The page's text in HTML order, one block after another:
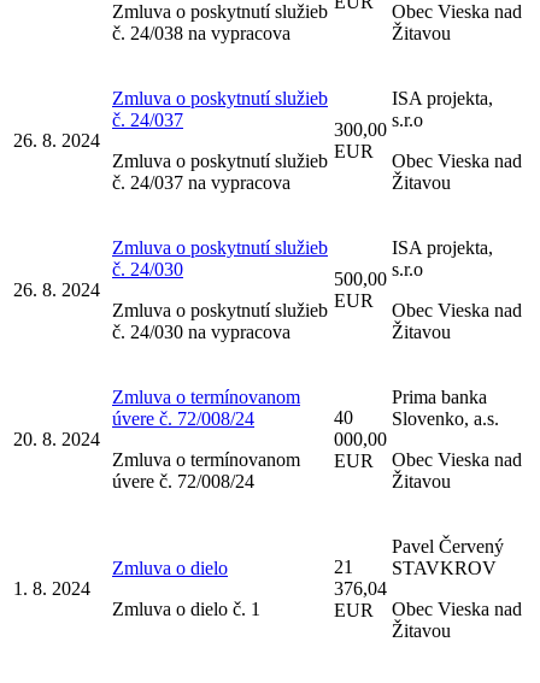
Zmluva o poskytnutí služieb
č. 24/038 na vypracova
Obec Vieska nad
Žitavou
26. 8. 2024
Zmluva o poskytnutí služieb
č. 24/037
Zmluva o poskytnutí služieb
č. 24/037 na vypracova
300,00
EUR
ISA projekta,
s.r.o
Obec Vieska nad
Žitavou
26. 8. 2024
Zmluva o poskytnutí služieb
č. 24/030
Zmluva o poskytnutí služieb
č. 24/030 na vypracova
500,00
EUR
ISA projekta,
s.r.o
Obec Vieska nad
Žitavou
20. 8. 2024
Zmluva o termínovanom
úvere č. 72/008/24
Zmluva o termínovanom
úvere č. 72/008/24
40
000,00
EUR
Prima banka
Slovenko, a.s.
Obec Vieska nad
Žitavou
1. 8. 2024
Zmluva o dielo
Zmluva o dielo č. 1
21
376,04
EUR
Pavel Červený
STAVKROV
Obec Vieska nad
Žitavou